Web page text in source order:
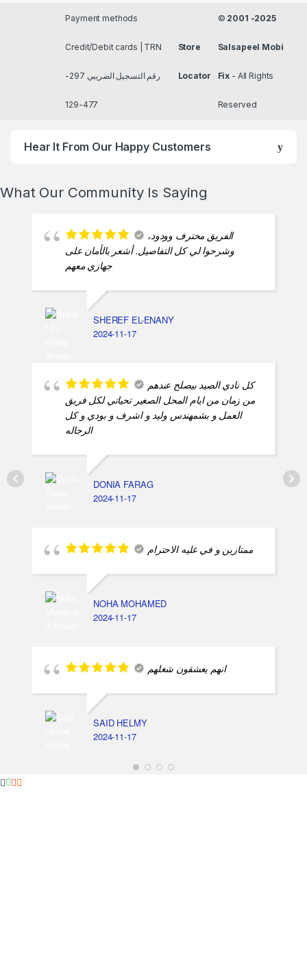
Payment methods
Credit/Debit cards | TRN
رقم التسجيل الضريبي 297-
477-129
Store
Locator
© 2001 -2025
Salsapeel Mobi
Fix - All Rights
Reserved
Hear It From Our Happy Customers
What Our Community Is Saying
الفريق محترف وودود،
وشرحوا لي كل التفاصيل. أشعر بالأمان على
جهازي معهم
SHEREF EL-ENANY
2024-11-17
كل نادي الصيد بيصلح عندهم
من زمان من ايام المحل الصغير تحياتي لكل فريق
العمل و بشمهندس وليد و اشرف و بودي و كل
الرجاله
DONIA FARAG
2024-11-17
ممتازين و في غليه الاحترام
NOHA MOHAMED
2024-11-17
انهم يعشقون شغلهم
SAID HELMY
2024-11-17